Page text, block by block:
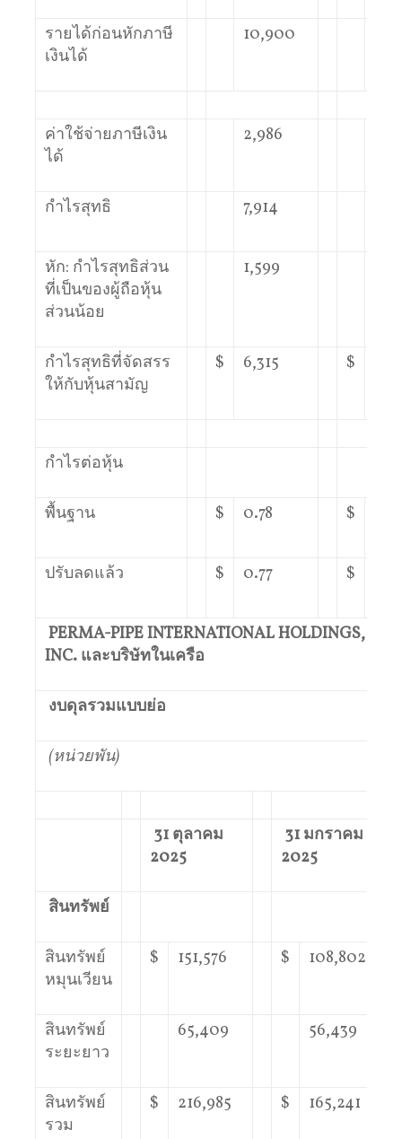
รายได้ก่อนหักภาษี
เงินได้
10,900
ค่าใช้จ่ายภาษีเงิน
ได้
2,986
กำไรสุทธิ 7,914
หัก: กำไรสุทธิส่วน
ที่เป็นของผู้ถือหุ้น
ส่วนน้อย
1,599
กำไรสุทธิที่จัดสรร
ให้กับหุ้นสามัญ
$ 6,315 $
กำไรต่อหุ้น
พื้นฐาน $ 0.78 $
ปรับลดแล้ว $ 0.77 $
PERMA-PIPE INTERNATIONAL HOLDINGS,
INC. และบริษัทในเครือ
งบดุลรวมแบบย่อ
(หน่วยพัน)
31 ตุลาคม
2025
31 มกราคม
2025
สินทรัพย์
สินทรัพย์
หมุนเวียน
$ 151,576 $ 108,802
สินทรัพย์
ระยะยาว
65,409 56,439
สินทรัพย์
รวม
$ 216,985 $ 165,241